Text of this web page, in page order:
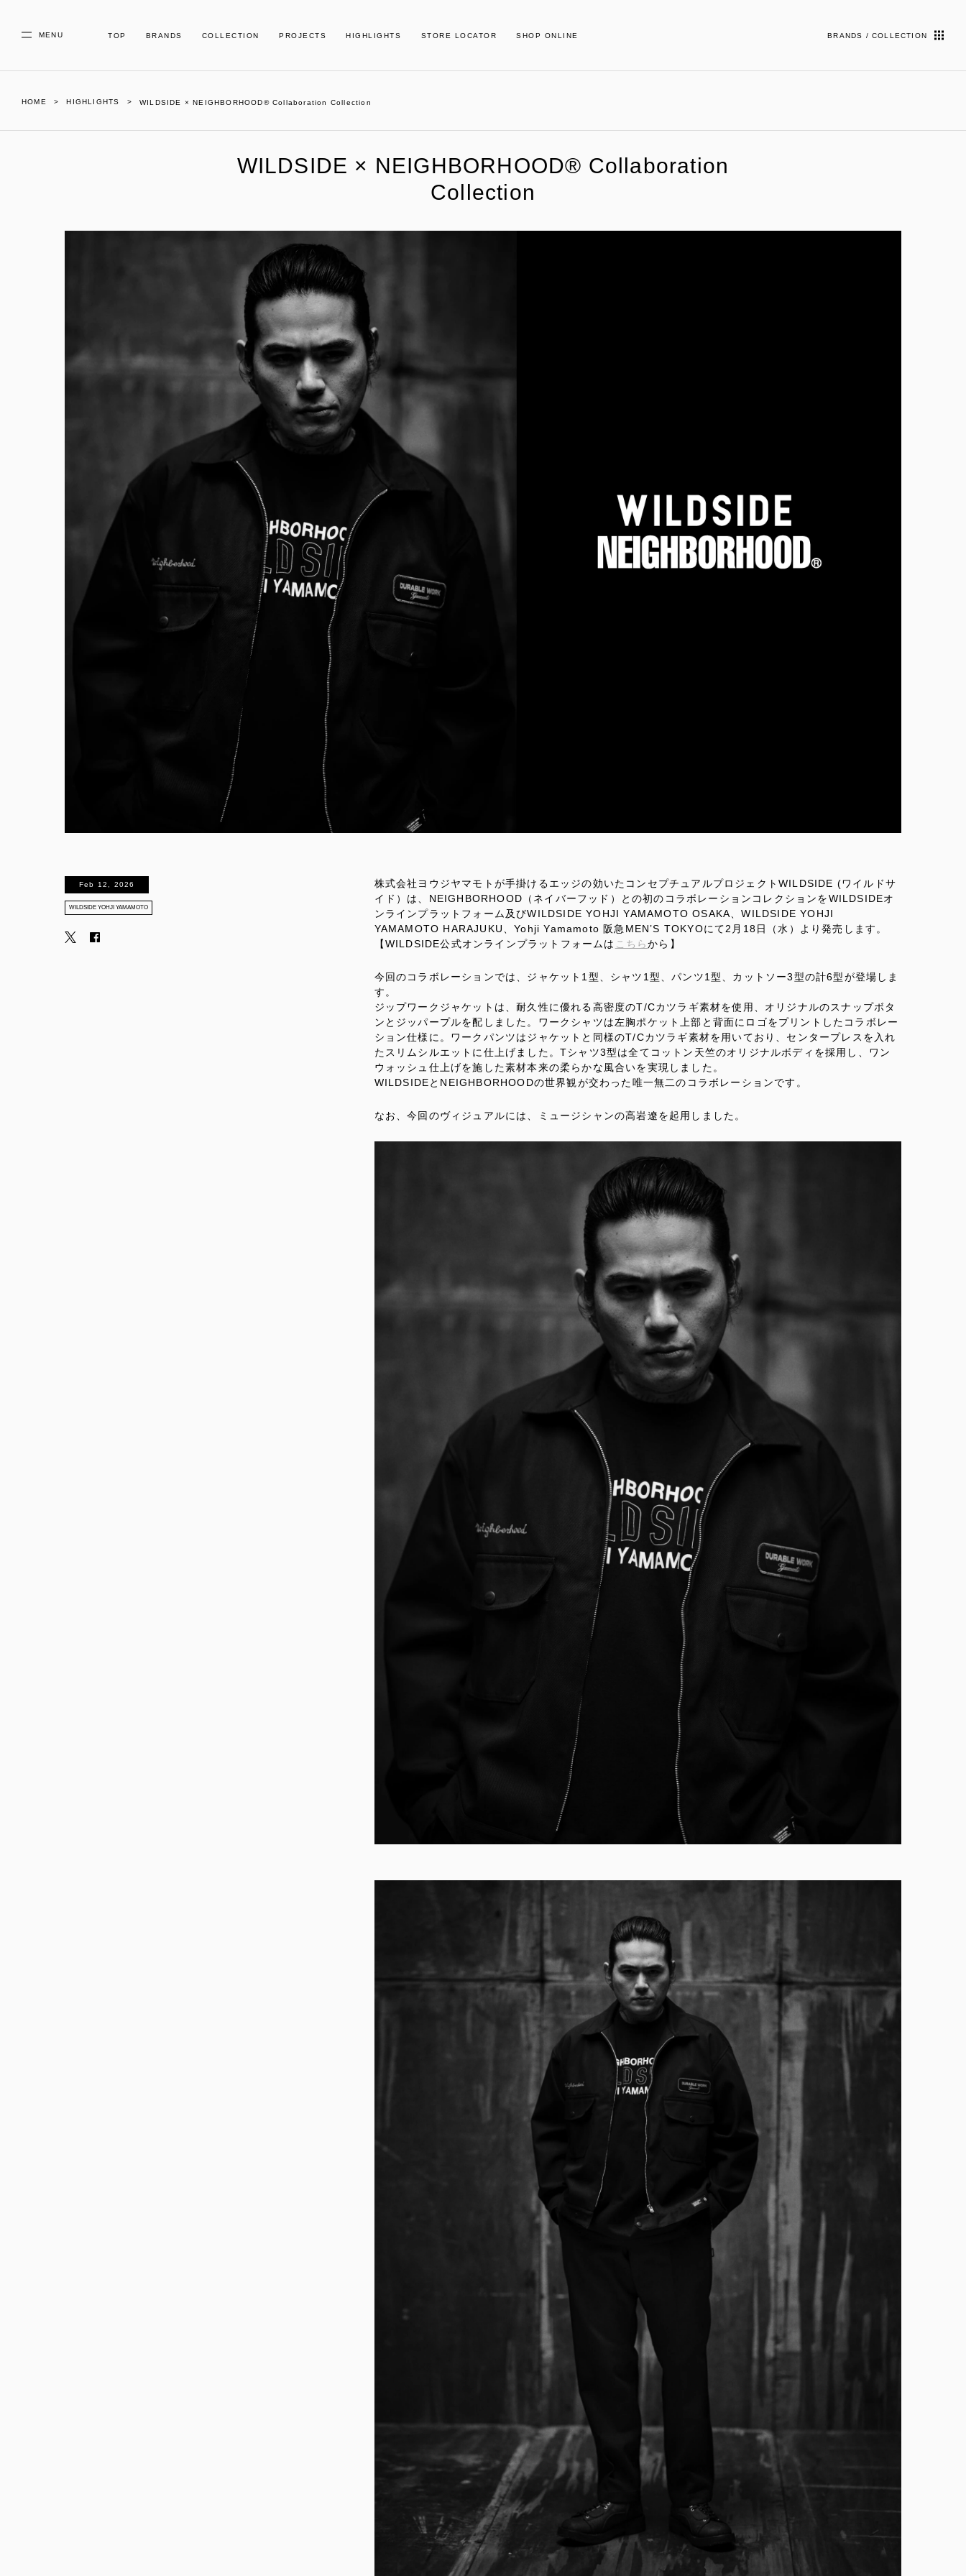
MENU TOP BRANDS COLLECTION PROJECTS HIGHLIGHTS STORE LOCATOR SHOP ONLINE BRANDS / COLLECTION
HOME HIGHLIGHTS WILDSIDE × NEIGHBORHOOD® Collaboration Collection
WILDSIDE × NEIGHBORHOOD® Collaboration
Collection
株式会社ヨウジヤマモトが手掛けるエッジの効いたコンセプチュアルプロジェクトWILDSIDE (ワイルドサ
イド）は、NEIGHBORHOOD（ネイバーフッド）との初のコラボレーションコレクションをWILDSIDEオ
ンラインプラットフォーム及びWILDSIDE YOHJI YAMAMOTO OSAKA、WILDSIDE YOHJI
YAMAMOTO HARAJUKU、Yohji Yamamoto 阪急MEN’S TOKYOにて2月18日（水）より発売します。
【WILDSIDE公式オンラインプラットフォームは こちらから】
今回のコラボレーションでは、ジャケット1型、シャツ1型、パンツ1型、カットソー3型の計6型が登場しま
す。
ジップワークジャケットは、耐久性に優れる高密度のT/Cカツラギ素材を使用、オリジナルのスナップボタ
ンとジッパープルを配しました。ワークシャツは左胸ポケット上部と背面にロゴをプリントしたコラボレー
ション仕様に。ワークパンツはジャケットと同様のT/Cカツラギ素材を用いており、センタープレスを入れ
たスリムシルエットに仕上げました。Tシャツ3型は全てコットン天竺のオリジナルボディを採用し、ワン
ウォッシュ仕上げを施した素材本来の柔らかな風合いを実現しました。
WILDSIDEとNEIGHBORHOODの世界観が交わった唯一無二のコラボレーションです。
なお、今回のヴィジュアルには、ミュージシャンの高岩遼を起用しました。
Feb 12, 2026
WILDSIDE YOHJI YAMAMOTO